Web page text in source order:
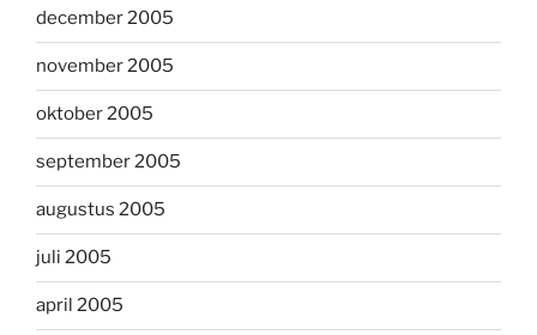
december 2005
november 2005
oktober 2005
september 2005
augustus 2005
juli 2005
april 2005